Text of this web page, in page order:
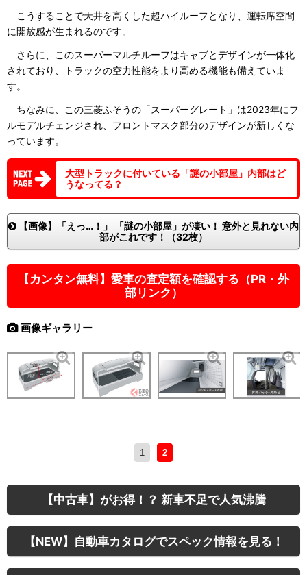
こうすることで天井を高くした超ハイルーフとなり、運転席空間
に開放感が生まれるのです。
さらに、このスーパーマルチルーフはキャブとデザインが一体化
されており、トラックの空力性能をより高める機能も備えていま
す。
ちなみに、この三菱ふそうの「スーパーグレート」は2023年にフ
ルモデルチェンジされ、フロントマスク部分のデザインが新しくな
っています。
大型トラックに付いている「謎の小部屋」内部はど
うなってる？
【画像】「えっ…！」 「謎の小部屋」が凄い！ 意外と見れない内
部がこれです！（32枚）
【カンタン無料】愛車の査定額を確認する（PR・外
部リンク）
画像ギャラリー
1 2
【中古車】がお得！？ 新車不足で人気沸騰
【NEW】自動車カタログでスペック情報を見る！